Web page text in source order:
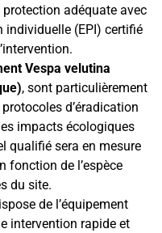
adéquate avec
individuelle (EPI) certifié
Vespa velutina
, sont particulièrement
d’éradication
impacts écologiques
qualifié sera en mesure
fonction de l’espèce
du site.
de l’équipement
intervention rapide et